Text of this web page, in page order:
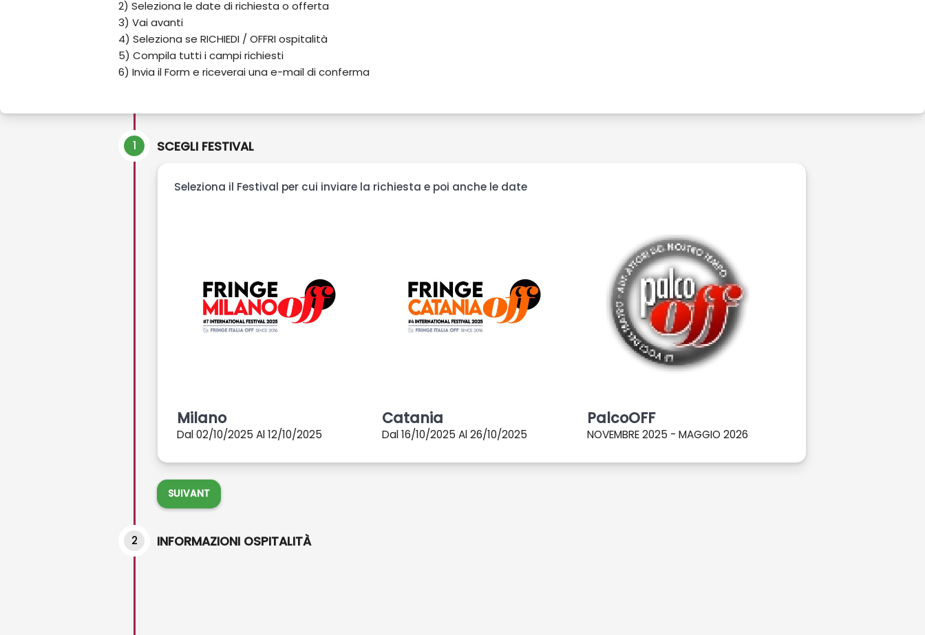
2) Seleziona le date di richiesta o offerta
3) Vai avanti
4) Seleziona se RICHIEDI / OFFRI ospitalità
5) Compila tutti i campi richiesti
6) Invia il Form e riceverai una e-mail di conferma
1 SCEGLI FESTIVAL
Seleziona il Festival per cui inviare la richiesta e poi anche le date
Milano
Dal 02/10/2025 Al 12/10/2025
Catania
Dal 16/10/2025 Al 26/10/2025
PalcoOFF
NOVEMBRE 2025 - MAGGIO 2026
SUIVANT
2 INFORMAZIONI OSPITALITÀ